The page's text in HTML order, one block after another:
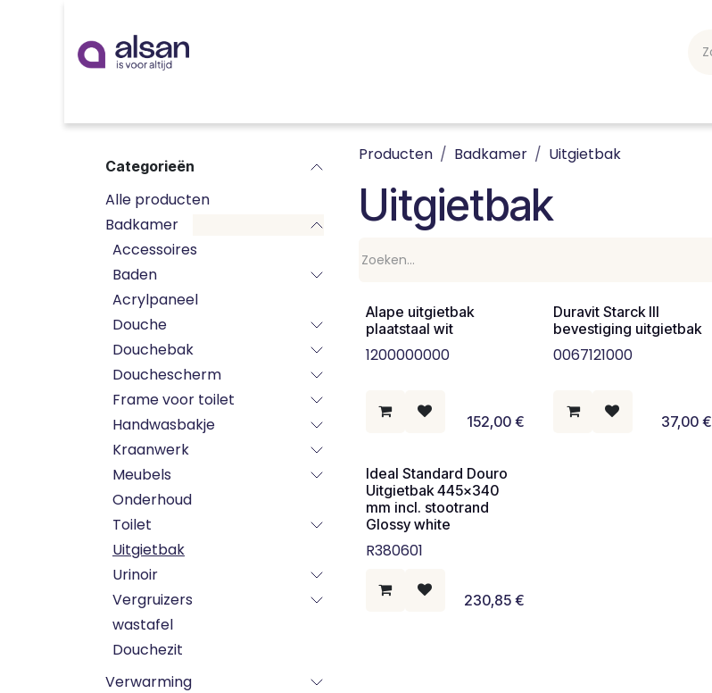
Categorieën
Alle producten
Badkamer
Accessoires
Baden
Acrylpaneel
Douche
Douchebak
Douchescherm
Frame voor toilet
Handwasbakje
Kraanwerk
Meubels
Onderhoud
Toilet
Uitgietbak
Urinoir
Vergruizers
wastafel
Douchezit
Verwarming
Producten Badkamer Uitgietbak
Uitgietbak
Alape uitgietbak
plaatstaal wit
1200000000
152,00 €
Duravit Starck III
bevestiging uitgietbak
0067121000
37,00 €
Ideal Standard Douro
Uitgietbak 445x340
mm incl. stootrand
Glossy white
R380601
230,85 €